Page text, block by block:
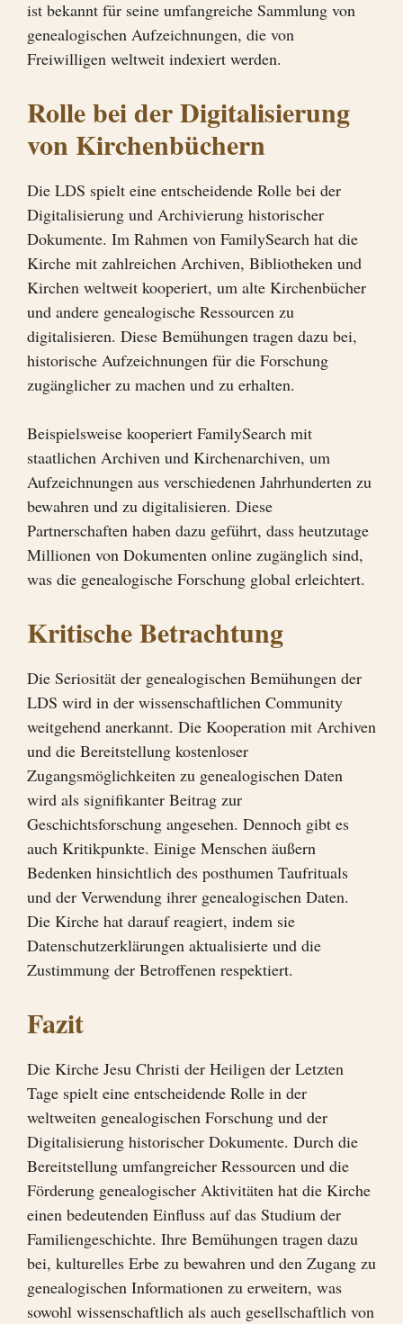
ist bekannt für seine umfangreiche Sammlung von
genealogischen Aufzeichnungen, die von
Freiwilligen weltweit indexiert werden.
Rolle bei der Digitalisierung
von Kirchenbüchern
Die LDS spielt eine entscheidende Rolle bei der
Digitalisierung und Archivierung historischer
Dokumente. Im Rahmen von FamilySearch hat die
Kirche mit zahlreichen Archiven, Bibliotheken und
Kirchen weltweit kooperiert, um alte Kirchenbücher
und andere genealogische Ressourcen zu
digitalisieren. Diese Bemühungen tragen dazu bei,
historische Aufzeichnungen für die Forschung
zugänglicher zu machen und zu erhalten.
Beispielsweise kooperiert FamilySearch mit
staatlichen Archiven und Kirchenarchiven, um
Aufzeichnungen aus verschiedenen Jahrhunderten zu
bewahren und zu digitalisieren. Diese
Partnerschaften haben dazu geführt, dass heutzutage
Millionen von Dokumenten online zugänglich sind,
was die genealogische Forschung global erleichtert.
Kritische Betrachtung
Die Seriosität der genealogischen Bemühungen der
LDS wird in der wissenschaftlichen Community
weitgehend anerkannt. Die Kooperation mit Archiven
und die Bereitstellung kostenloser
Zugangsmöglichkeiten zu genealogischen Daten
wird als signifikanter Beitrag zur
Geschichtsforschung angesehen. Dennoch gibt es
auch Kritikpunkte. Einige Menschen äußern
Bedenken hinsichtlich des posthumen Taufrituals
und der Verwendung ihrer genealogischen Daten.
Die Kirche hat darauf reagiert, indem sie
Datenschutzerklärungen aktualisierte und die
Zustimmung der Betroffenen respektiert.
Fazit
Die Kirche Jesu Christi der Heiligen der Letzten
Tage spielt eine entscheidende Rolle in der
weltweiten genealogischen Forschung und der
Digitalisierung historischer Dokumente. Durch die
Bereitstellung umfangreicher Ressourcen und die
Förderung genealogischer Aktivitäten hat die Kirche
einen bedeutenden Einfluss auf das Studium der
Familiengeschichte. Ihre Bemühungen tragen dazu
bei, kulturelles Erbe zu bewahren und den Zugang zu
genealogischen Informationen zu erweitern, was
sowohl wissenschaftlich als auch gesellschaftlich von